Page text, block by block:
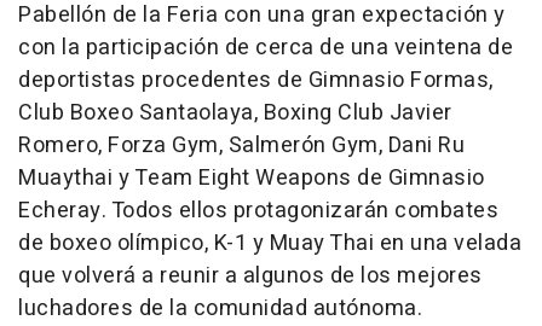
Pabellón de la Feria con una gran expectación y
con la participación de cerca de una veintena de
deportistas procedentes de Gimnasio Formas,
Club Boxeo Santaolaya, Boxing Club Javier
Romero, Forza Gym, Salmerón Gym, Dani Ru
Muaythai y Team Eight Weapons de Gimnasio
Echeray. Todos ellos protagonizarán combates
de boxeo olímpico, K-1 y Muay Thai en una velada
que volverá a reunir a algunos de los mejores
luchadores de la comunidad autónoma.